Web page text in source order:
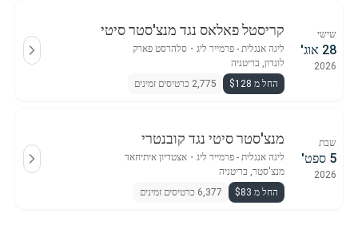
שישי
28 אוג'
2026
קריסטל פאלאס נגד מנצ'סטר סיטי
ליגה אנגלית - פרמייר ליג ・ סלהרסט פארק
לונדון, בריטניה
החל מ $128
2,775 כרטיסים זמינים
שבת
5 ספט'
2026
מנצ'סטר סיטי נגד קובנטרי
ליגה אנגלית - פרמייר ליג ・ אצטדיון איתיחאד
מנצ'סטר, בריטניה
החל מ $83
6,377 כרטיסים זמינים